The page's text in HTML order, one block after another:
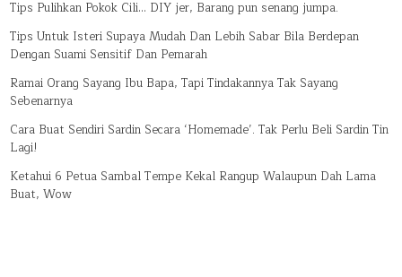
Tips Pulihkan Pokok Cili… DIY jer, Barang pun senang jumpa.
Tips Untuk Isteri Supaya Mudah Dan Lebih Sabar Bila Berdepan
Dengan Suami Sensitif Dan Pemarah
Ramai Orang Sayang Ibu Bapa, Tapi Tindakannya Tak Sayang
Sebenarnya
Cara Buat Sendiri Sardin Secara ‘Homemade’. Tak Perlu Beli Sardin Tin
Lagi!
Ketahui 6 Petua Sambal Tempe Kekal Rangup Walaupun Dah Lama
Buat, Wow